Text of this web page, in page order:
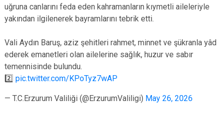
uğruna canlarını feda eden kahramanların kıymetli aileleriyle
yakından ilgilenerek bayramlarını tebrik etti.
Vali Aydın Baruş, aziz şehitleri rahmet, minnet ve şükranla yâd
ederek emanetleri olan ailelerine sağlık, huzur ve sabır
temennisinde bulundu.
2️⃣ pic.twitter.com/KPoTyz7wAP
— T.C.Erzurum Valiliği (@ErzurumValiligi) May 26, 2026